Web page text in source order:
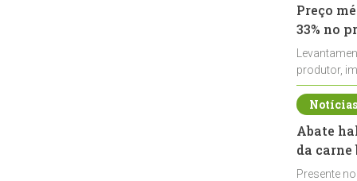
Preço
33% no
produtor,
de leite cru
Abate
da
Presente